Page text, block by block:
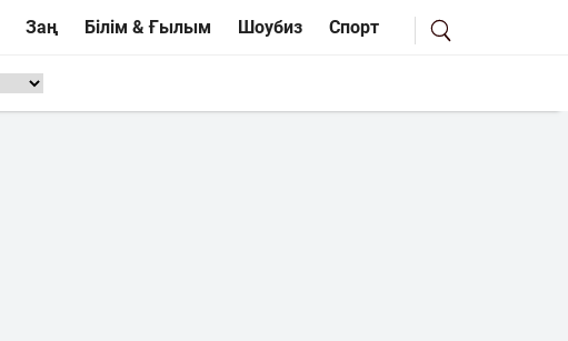
Заң Білім & Ғылым Шоубиз Спорт